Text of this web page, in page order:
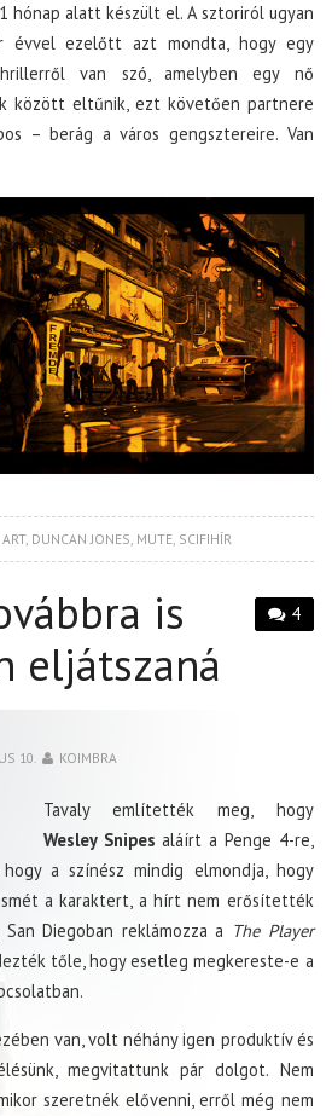
hónap alatt készült el. A sztoriról ugyan
évvel ezelőtt azt mondta, hogy egy
van szó, amelyben egy nő
között eltűnik, ezt követően partnere
– berág a város gengsztereire. Van
, DUNCAN JONES MUTE SCIFIHÍR
4
is
eljátszaná
10. KOIMBRA
Tavaly említették meg, hogy
Wesley Snipes aláírt a Penge 4-re,
a színész mindig elmondja, hogy
a karaktert, a hírt nem erősítették
Diegoban reklámozza a The Player
tőle, hogy esetleg megkereste-e a
van, volt néhány igen produktív és
megvitattunk pár dolgot. Nem
szeretnék elővenni, erről még nem